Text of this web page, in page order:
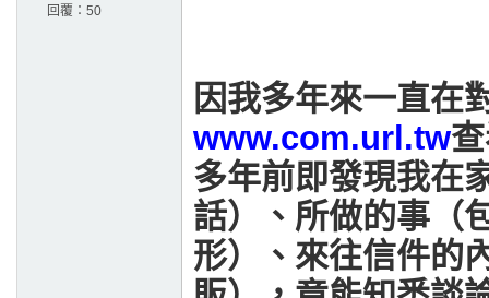
回覆： 50
因我多年來一直在
www.com.url.tw
多年前即發現我在
話）、所做的事（
形）、來往信件的